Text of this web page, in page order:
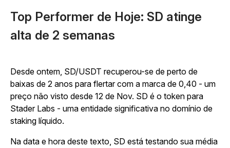
Top Performer de Hoje: SD atinge
alta de 2 semanas
Desde ontem, SD/USDT recuperou-se de perto de
baixas de 2 anos para flertar com a marca de 0,40 - um
preço não visto desde 12 de Nov. SD é o token para
Stader Labs - uma entidade significativa no domínio de
staking líquido.
Na data e hora deste texto, SD está testando sua média